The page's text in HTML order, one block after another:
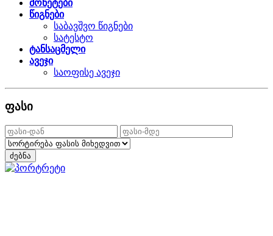
მონეტები
წიგნები
საბავშვო წიგნები
სატესტო
ტანსაცმელი
ავეჯი
საოფისე ავეჯი
ფასი
ძებნა